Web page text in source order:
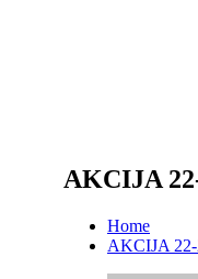
AKCIJA
Home
AKCIJA